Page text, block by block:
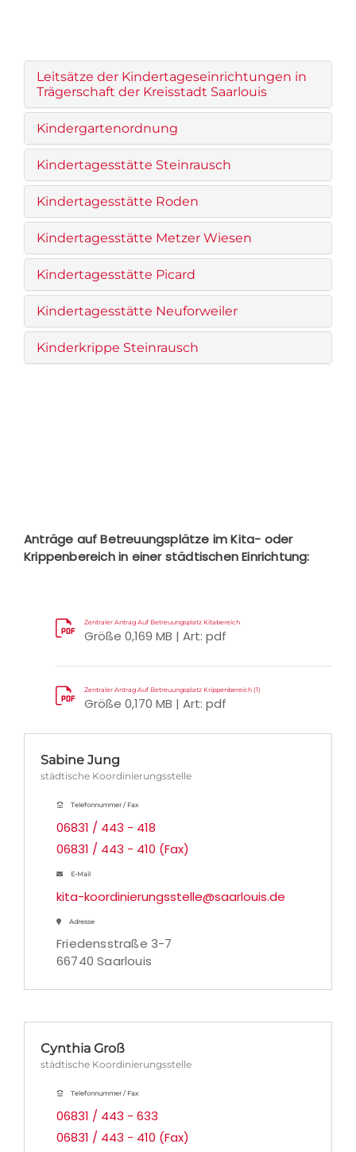
Leitsätze der Kindertageseinrichtungen in
Trägerschaft der Kreisstadt Saarlouis
Kindergartenordnung
Kindertagesstätte Steinrausch
Kindertagesstätte Roden
Kindertagesstätte Metzer Wiesen
Kindertagesstätte Picard
Kindertagesstätte Neuforweiler
Kinderkrippe Steinrausch
Anträge auf Betreuungsplätze im Kita- oder
Krippenbereich in einer städtischen Einrichtung:
Zentraler Antrag Auf Betreuungsplatz Kitabereich
Größe 0,169 MB | Art: pdf
Zentraler Antrag Auf Betreuungsplatz Krippenbereich (1)
Größe 0,170 MB | Art: pdf
Sabine Jung
städtische Koordinierungsstelle
Telefonnummer / Fax
06831 / 443 - 418
06831 / 443 - 410 (Fax)
E-Mail
kita-koordinierungsstelle@saarlouis.de
Adresse
Friedensstraße 3-7
66740 Saarlouis
Cynthia Groß
städtische Koordinierungsstelle
Telefonnummer / Fax
06831 / 443 - 633
06831 / 443 - 410 (Fax)